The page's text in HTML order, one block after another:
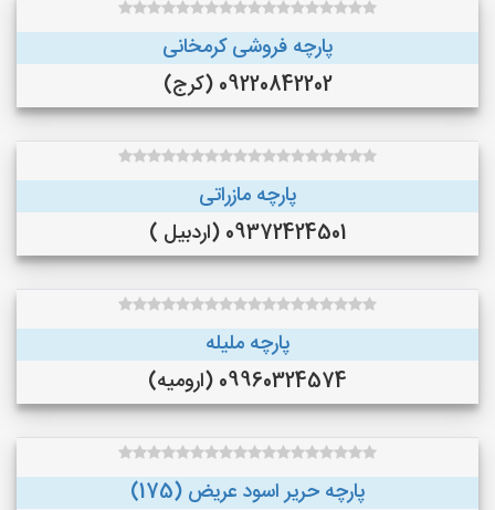
پارچه فروشی کرمخانی
09220842202 (کرج)
پارچه مازراتی
09372424501 (اردبیل )
پارچه ملیله
09960324574 (ارومیه)
پارچه حریر اسود عریض (175)